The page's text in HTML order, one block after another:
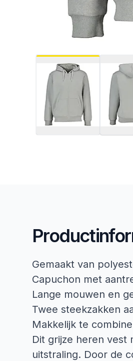
Gemaakt van
Capuchon met
Lange mouwen en
Twee steekzakken
Makkelijk te
Dit grijze heren vest
uitstraling. Door de